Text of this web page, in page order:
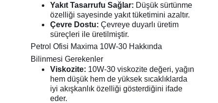
Yakıt Tasarrufu Sağlar: Düşük sürtünme
özelliği sayesinde yakıt tüketimini azaltır.
Çevre Dostu: Çevreye duyarlı üretim
süreçleri ile üretilmiştir.
Petrol Ofisi Maxima 10W-30 Hakkında
Bilinmesi Gerekenler
Viskozite: 10W-30 viskozite değeri, yağın
hem düşük hem de yüksek sıcaklıklarda
iyi akışkanlık özelliği gösterdiğini ifade
eder.